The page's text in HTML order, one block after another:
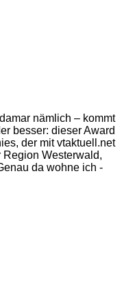
nämlich – kommt
besser: dieser Award
der mit vtaktuell.net
Westerwald,
da wohne ich -